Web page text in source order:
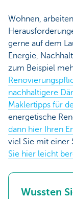
Wohnen,
gerne auf dem
Energie,
zum Beispiel
nachhaltigere
Maklertipps für
energetische
dann hier Ihren
viel Sie mit einer
Sie hier leicht
Wussten